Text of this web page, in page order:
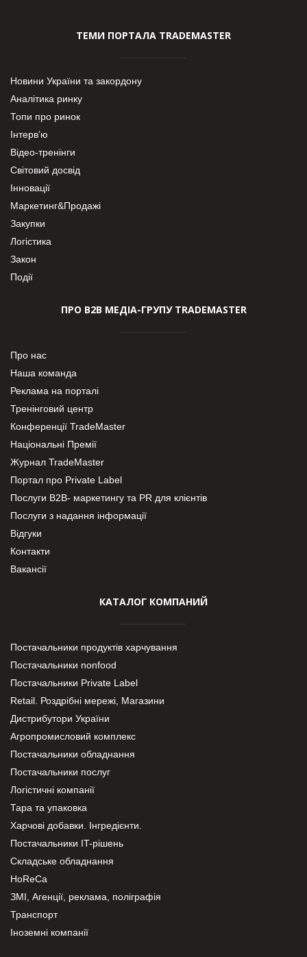
ТЕМИ ПОРТАЛА TRADEMASTER
Новини України та закордону
Аналітика ринку
Топи про ринок
Інтерв’ю
Відео-тренінги
Світовий досвід
Інновації
Маркетинг&Продажі
Закупки
Логістика
Закон
Події
ПРО В2В МЕДІА-ГРУПУ TRADEMASTER
Про нас
Наша команда
Реклама на порталі
Тренінговий центр
Конференції TradeMaster
Національні Премії
Журнал TradeMaster
Портал про Private Label
Послуги В2В- маркетингу та PR для клієнтів
Послуги з надання інформації
Відгуки
Контакти
Вакансії
КАТАЛОГ КОМПАНИЙ
Постачальники продуктів харчування
Постачальники nonfood
Постачальники Private Label
Retail. Роздрібні мережі, Магазини
Дистрибутори України
Агропромисловий комплекс
Постачальники обладнання
Постачальники послуг
Логістичні компанії
Тара та упаковка
Харчові добавки. Інгредієнти.
Постачальники IT-рішень
Складське обладнання
HoReCa
ЗМІ, Агенції, реклама, поліграфія
Транспорт
Іноземні компанії